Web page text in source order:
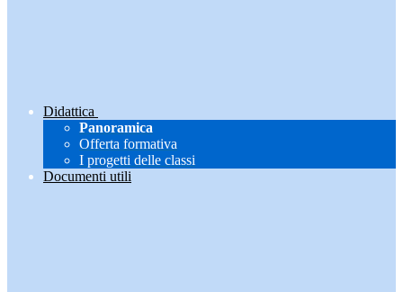
Didattica
Panoramica
Offerta formativa
I progetti delle classi
Documenti utili